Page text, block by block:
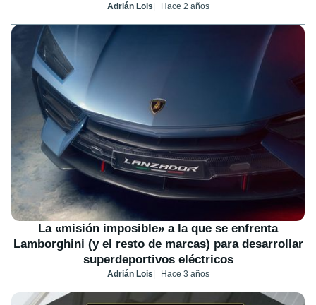
Adrián Lois Hace 2 años
La «misión imposible» a la que se enfrenta
Lamborghini (y el resto de marcas) para desarrollar
superdeportivos eléctricos
Adrián Lois Hace 3 años